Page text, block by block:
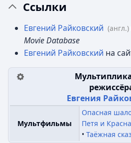
Ссылки
Евгений Райковский (англ.)
Movie Database
Евгений Райковский на
Евгения
Мультфильмы
Опасная
Петя и
Таёжная